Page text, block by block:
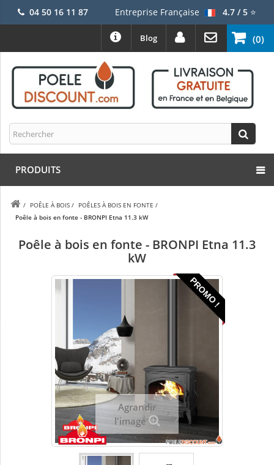
04 50 16 11 87 Entreprise Française 4.7 / 5⭐
(0)
Blog
PRODUITS
/ POÊLE À BOIS / POÊLES À BOIS EN FONTE /
Poêle à bois en fonte - BRONPI Etna 11.3 kW
Poêle à bois en fonte - BRONPI Etna 11.3
kW
PROMO !
Agrandir
l'image